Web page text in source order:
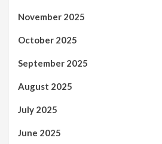
November 2025
October 2025
September 2025
August 2025
July 2025
June 2025